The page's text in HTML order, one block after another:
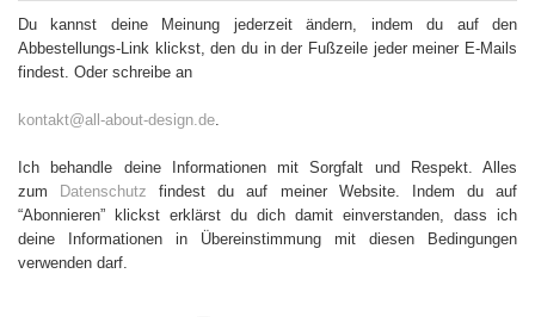
Du kannst deine Meinung jederzeit ändern, indem du auf den
Abbestellungs-Link klickst, den du in der Fußzeile jeder meiner E-Mails
findest. Oder schreibe an
kontakt@all-about-design.de.
Ich behandle deine Informationen mit Sorgfalt und Respekt. Alles
zum
Datenschutz findest du auf meiner Website. Indem du auf
“Abonnieren” klickst erklärst du dich damit einverstanden, dass ich
deine Informationen in Übereinstimmung mit diesen Bedingungen
verwenden darf.